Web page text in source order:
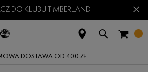
DO KLUBU TIMBERLAND ×
DOSTAWA OD 400 ZŁ